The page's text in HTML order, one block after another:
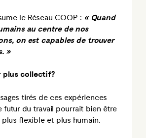
le Réseau COOP : « Quand
au centre de nos
on est capables de trouver
»
plus collectif?
tirés de ces expériences
futur du travail pourrait bien être
flexible et plus humain.